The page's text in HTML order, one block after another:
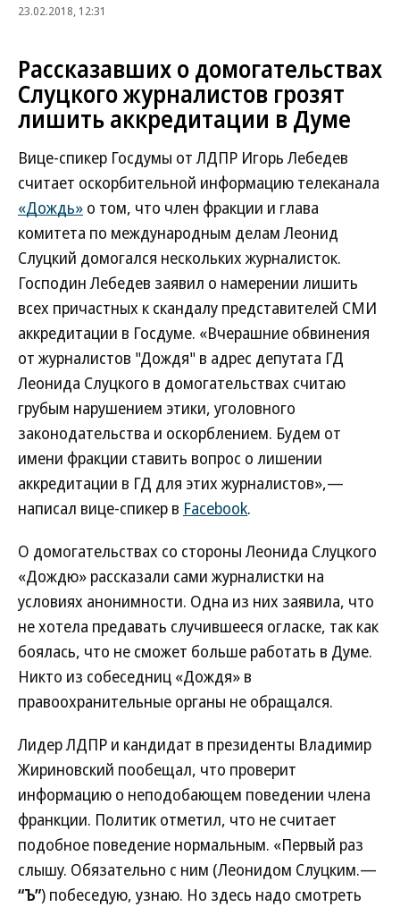
23.02.2018, 12:31
Рассказавших о домогательствах
Слуцкого журналистов грозят
лишить аккредитации в Думе
Вице-спикер Госдумы от ЛДПР Игорь Лебедев
считает оскорбительной информацию телеканала
«Дождь» о том, что член фракции и глава
комитета по международным делам Леонид
Слуцкий домогался нескольких журналисток.
Господин Лебедев заявил о намерении лишить
всех причастных к скандалу представителей СМИ
аккредитации в Госдуме. «Вчерашние обвинения
от журналистов "Дождя" в адрес депутата ГД
Леонида Слуцкого в домогательствах считаю
грубым нарушением этики, уголовного
законодательства и оскорблением. Будем от
имени фракции ставить вопрос о лишении
аккредитации в ГД для этих журналистов»,—
написал вице-спикер в Facebook.
О домогательствах со стороны Леонида Слуцкого
«Дождю» рассказали сами журналистки на
условиях анонимности. Одна из них заявила, что
не хотела предавать случившееся огласке, так как
боялась, что не сможет больше работать в Думе.
Никто из собеседниц «Дождя» в
правоохранительные органы не обращался.
Лидер ЛДПР и кандидат в президенты Владимир
Жириновский пообещал, что проверит
информацию о неподобающем поведении члена
франкции. Политик отметил, что не считает
подобное поведение нормальным. «Первый раз
слышу. Обязательно с ним (Леонидом Слуцким.—
“Ъ”) побеседую, узнаю. Но здесь надо смотреть